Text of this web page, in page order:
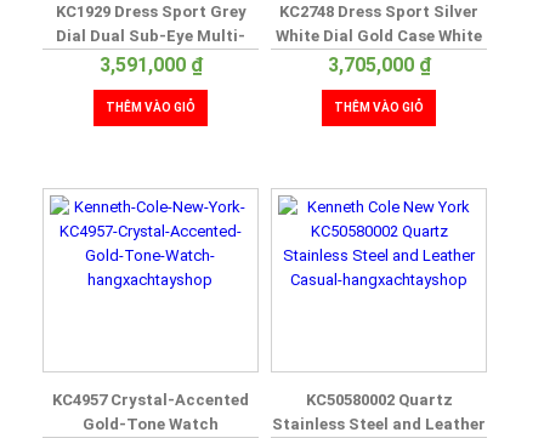
KC1929 Dress Sport Grey
Dial Dual Sub-Eye Multi-
Function
3,591,000 ₫
THÊM VÀO GIỎ
KC2748 Dress Sport Silver
White Dial Gold Case White
Strap Watch
3,705,000 ₫
THÊM VÀO GIỎ
KC4957 Crystal-Accented
Gold-Tone Watch
KC50580002 Quartz
Stainless Steel and Leather